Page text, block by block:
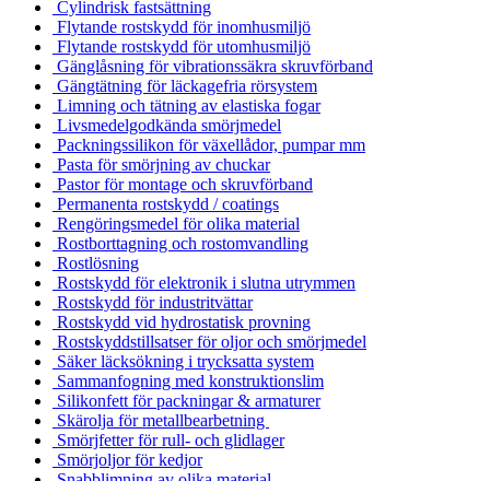
Cylindrisk fastsättning
Flytande rostskydd för inomhusmiljö
Flytande rostskydd för utomhusmiljö
Gänglåsning för vibrationssäkra skruvförband
Gängtätning för läckagefria rörsystem
Limning och tätning av elastiska fogar
Livsmedelgodkända smörjmedel
Packningssilikon för växellådor, pumpar mm
Pasta för smörjning av chuckar
Pastor för montage och skruvförband
Permanenta rostskydd / coatings
Rengöringsmedel för olika material
Rostborttagning och rostomvandling
Rostlösning
Rostskydd för elektronik i slutna utrymmen
Rostskydd för industritvättar
Rostskydd vid hydrostatisk provning
Rostskyddstillsatser för oljor och smörjmedel
Säker läcksökning i trycksatta system
Sammanfogning med konstruktionslim
Silikonfett för packningar & armaturer
Skärolja för metallbearbetning
Smörjfetter för rull- och glidlager
Smörjoljor för kedjor